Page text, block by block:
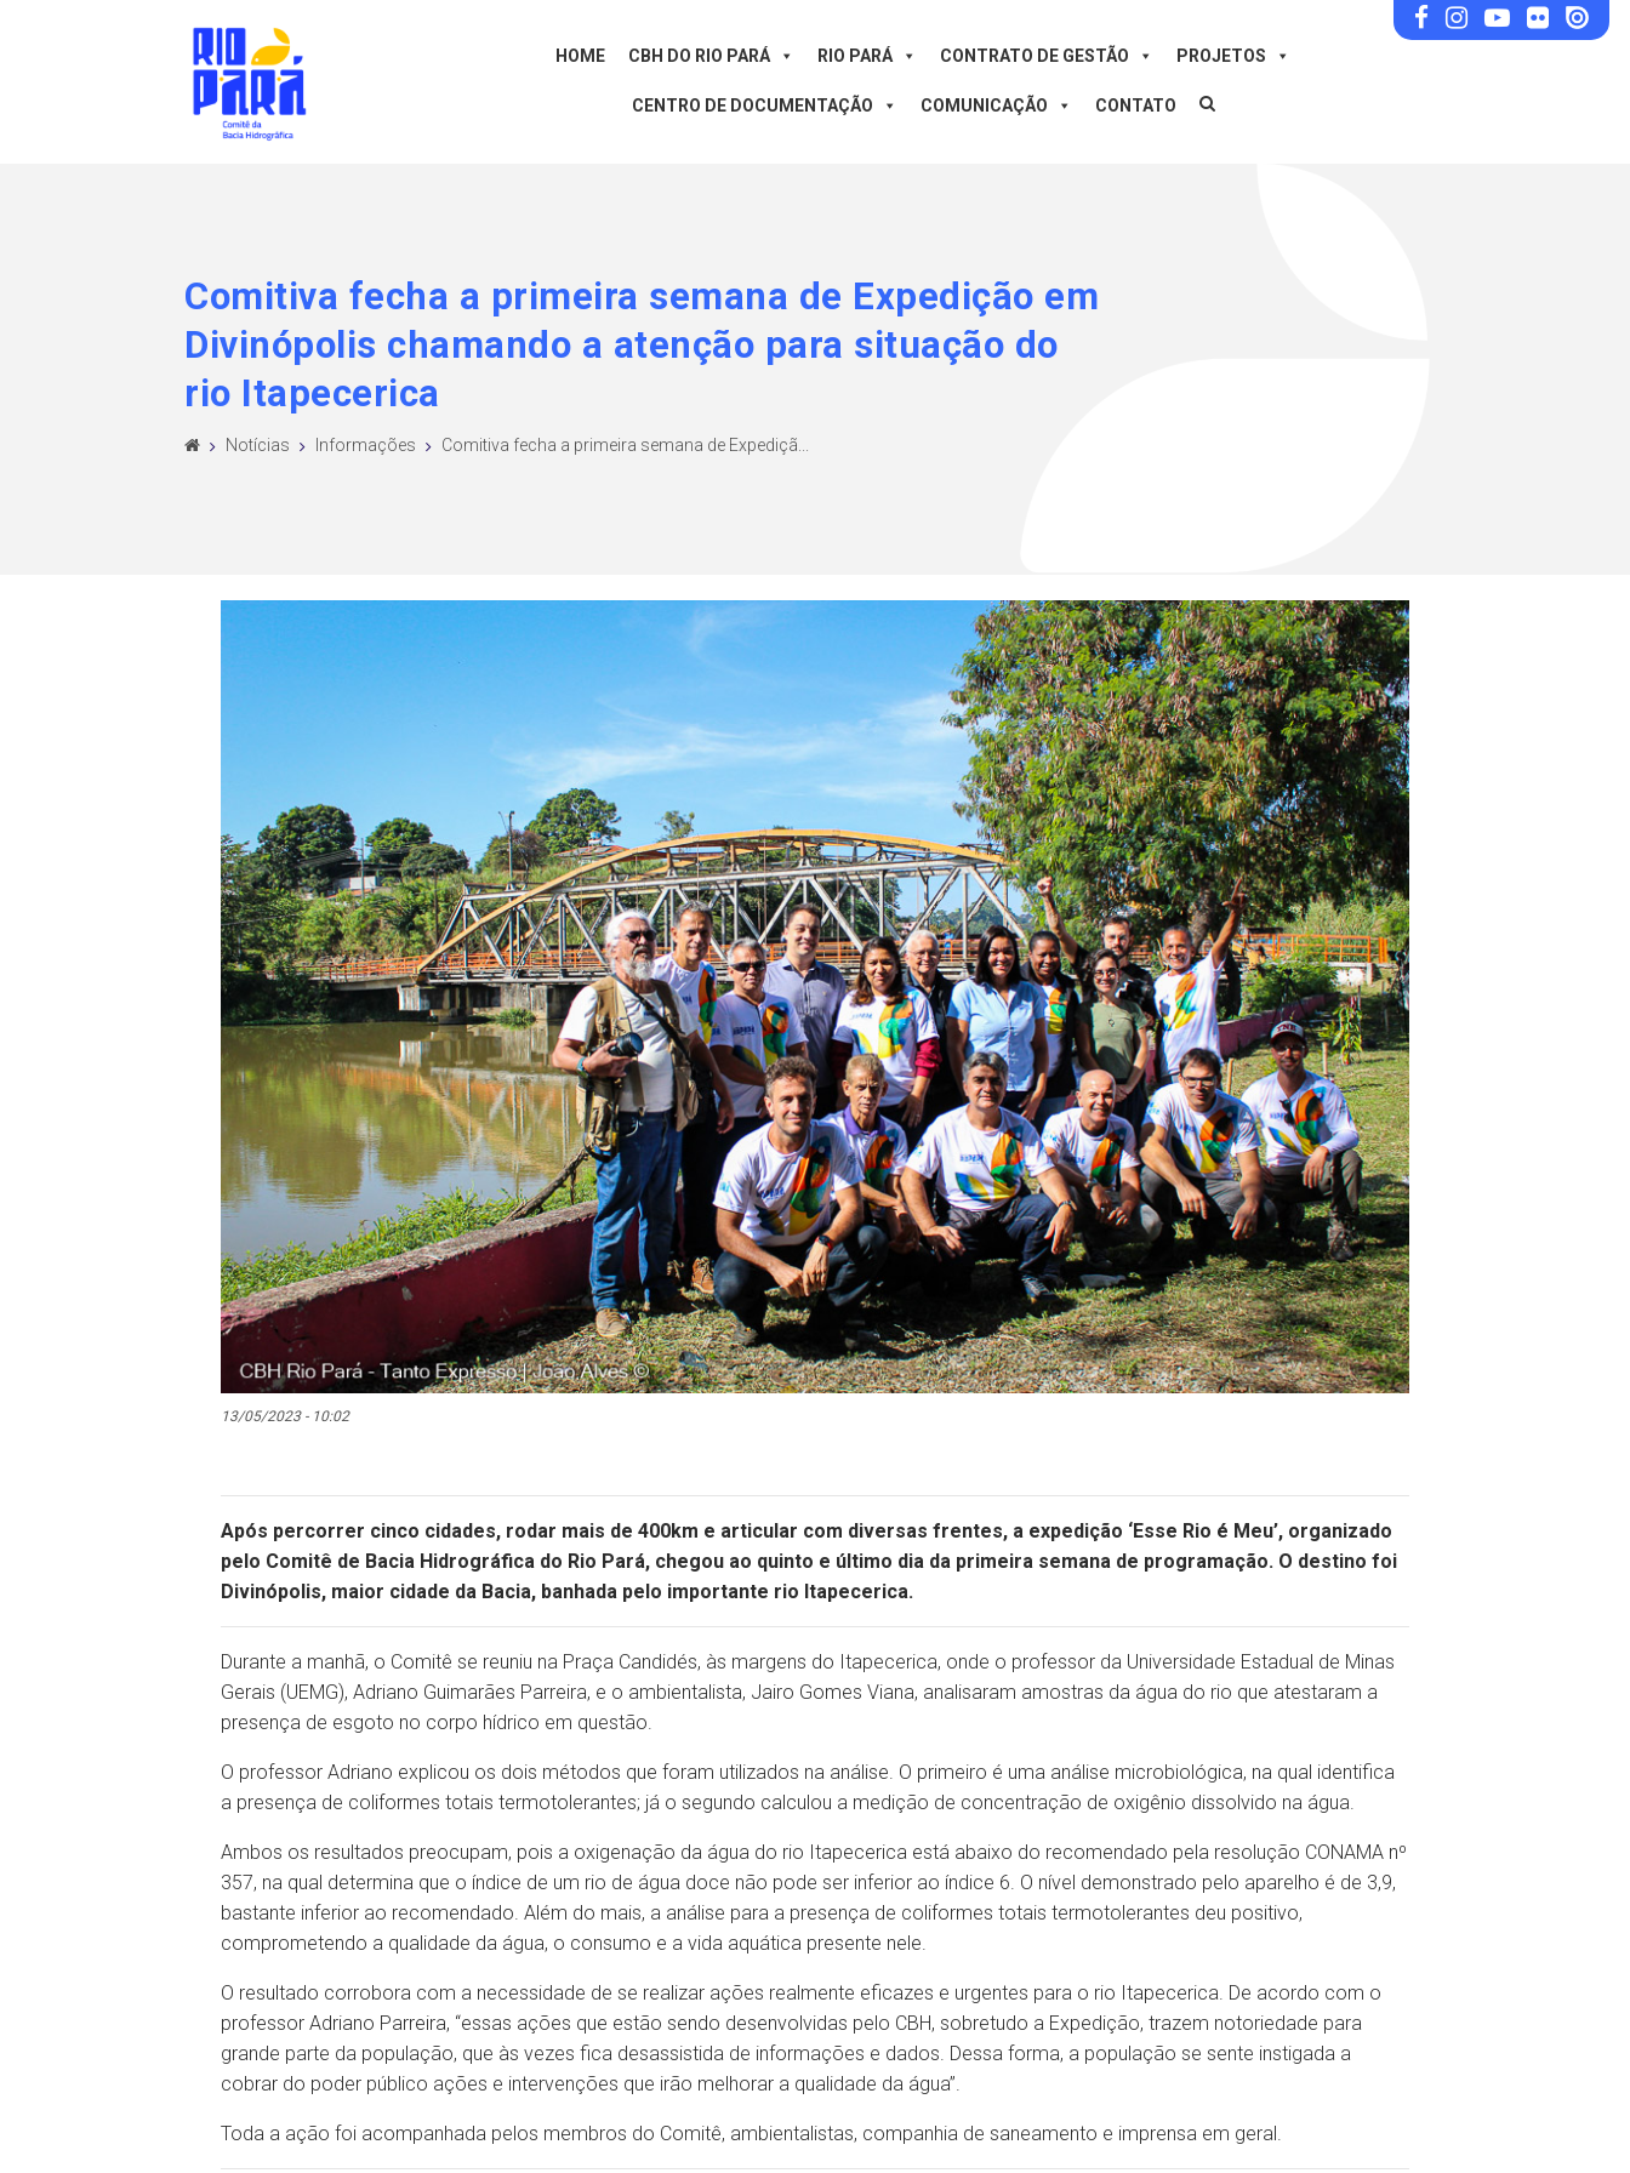
HOME CBH DO RIO PARÁ RIO PARÁ CONTRATO DE GESTÃO PROJETOS
CENTRO DE DOCUMENTAÇÃO COMUNICAÇÃO CONTATO
Comitiva fecha a primeira semana de Expedição em
Divinópolis chamando a atenção para situação do
rio Itapecerica
Notícias Informações Comitiva fecha a primeira semana de Expediçã...
13/05/2023 - 10:02
Após percorrer cinco cidades, rodar mais de 400km e articular com diversas frentes, a expedição ‘Esse Rio é Meu’, organizado
pelo Comitê de Bacia Hidrográfica do Rio Pará, chegou ao quinto e último dia da primeira semana de programação. O destino foi
Divinópolis, maior cidade da Bacia, banhada pelo importante rio Itapecerica.
Durante a manhã, o Comitê se reuniu na Praça Candidés, às margens do Itapecerica, onde o professor da Universidade Estadual de Minas
Gerais (UEMG), Adriano Guimarães Parreira, e o ambientalista, Jairo Gomes Viana, analisaram amostras da água do rio que atestaram a
presença de esgoto no corpo hídrico em questão.
O professor Adriano explicou os dois métodos que foram utilizados na análise. O primeiro é uma análise microbiológica, na qual identifica
a presença de coliformes totais termotolerantes; já o segundo calculou a medição de concentração de oxigênio dissolvido na água.
Ambos os resultados preocupam, pois a oxigenação da água do rio Itapecerica está abaixo do recomendado pela resolução CONAMA nº
357, na qual determina que o índice de um rio de água doce não pode ser inferior ao índice 6. O nível demonstrado pelo aparelho é de 3,9,
bastante inferior ao recomendado. Além do mais, a análise para a presença de coliformes totais termotolerantes deu positivo,
comprometendo a qualidade da água, o consumo e a vida aquática presente nele.
O resultado corrobora com a necessidade de se realizar ações realmente eficazes e urgentes para o rio Itapecerica. De acordo com o
professor Adriano Parreira, “essas ações que estão sendo desenvolvidas pelo CBH, sobretudo a Expedição, trazem notoriedade para
grande parte da população, que às vezes fica desassistida de informações e dados. Dessa forma, a população se sente instigada a
cobrar do poder público ações e intervenções que irão melhorar a qualidade da água”.
Toda a ação foi acompanhada pelos membros do Comitê, ambientalistas, companhia de saneamento e imprensa em geral.